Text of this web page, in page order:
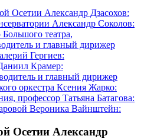
Осетии Александр Дзасохов:
Александр Соколов:
театра,
и главный дирижер
Гергиев:
Крамер:
и главный дирижер
оркестра Ксения Жарко:
профессор Татьяна Батагова:
Вероника Вайнштейн:
Осетии Александр